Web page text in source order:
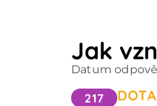
Jak
Datum
217